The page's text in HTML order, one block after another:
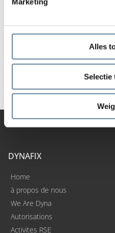
Alles
Selectie
DYNAFIX
Home
à propos de nous
We Are Dyna
Autorisations
Activites RSE